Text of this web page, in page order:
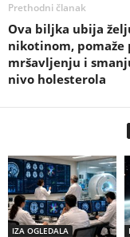
Prethodni članak
Ova biljka ubija
nikotinom, pomaže
mršavljenju i
nivo holesterola
IZA OGLEDALA